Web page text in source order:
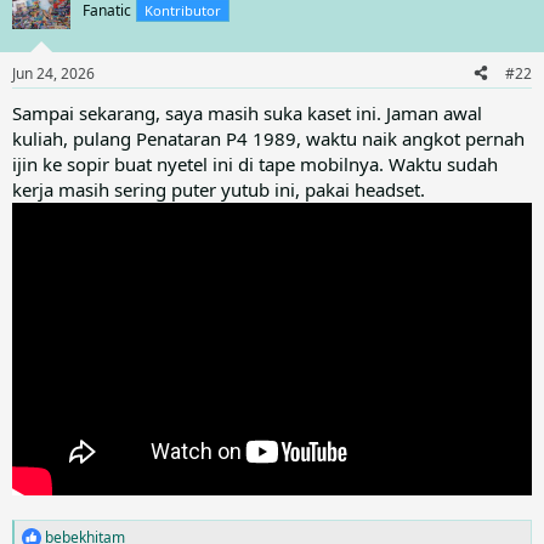
t
i
s
:
Fanatic Kontributor
Jun 24, 2026 #22
Sampai sekarang, saya masih suka kaset ini. Jaman awal
kuliah, pulang Penataran P4 1989, waktu naik angkot pernah
ijin ke sopir buat nyetel ini di tape mobilnya. Waktu sudah
kerja masih sering puter yutub ini, pakai headset.
bebekhitam